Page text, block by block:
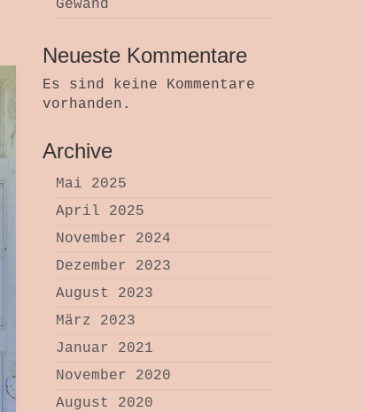
Gewand
Neueste Kommentare
Es sind keine Kommentare
vorhanden.
Archive
Mai 2025
April 2025
November 2024
Dezember 2023
August 2023
März 2023
Januar 2021
November 2020
August 2020